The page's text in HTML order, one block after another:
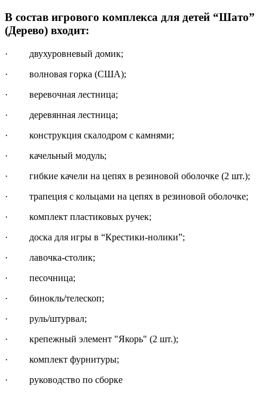
В состав игрового комплекса для детей “Шато”
(Дерево) входит:
· двухуровневый домик;
· волновая горка (США);
· веревочная лестница;
· деревянная лестница;
· конструкция скалодром с камнями;
· качельный модуль;
· гибкие качели на цепях в резиновой оболочке (2 шт.);
· трапеция с кольцами на цепях в резиновой оболочке;
· комплект пластиковых ручек;
· доска для игры в “Крестики-нолики”;
· лавочка-столик;
· песочница;
· бинокль/телескоп;
· руль/штурвал;
· крепежный элемент "Якорь" (2 шт.);
· комплект фурнитуры;
· руководство по сборке